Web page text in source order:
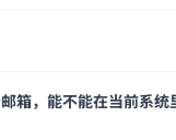
箱，能不能在当前系统